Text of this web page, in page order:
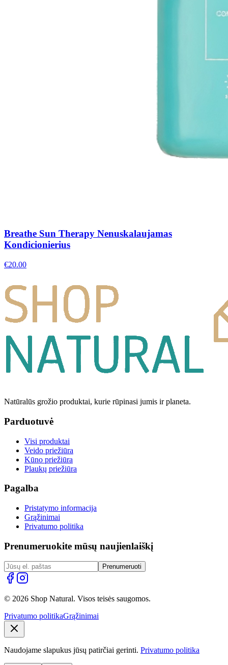
Breathe Sun Therapy Nenuskalaujamas
Kondicionierius
€20.00
Natūralūs grožio produktai, kurie rūpinasi jumis ir planeta.
Parduotuvė
Visi produktai
Veido priežiūra
Kūno priežiūra
Plaukų priežiūra
Pagalba
Pristatymo informacija
Grąžinimai
Privatumo politika
Prenumeruokite mūsų naujienlaiškį
Prenumeruoti
© 2026 Shop Natural. Visos teisės saugomos.
Privatumo politikaGrąžinimai
Naudojame slapukus jūsų patirčiai gerinti. Privatumo politika